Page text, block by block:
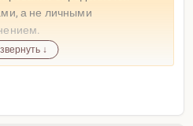
а не личными
↓